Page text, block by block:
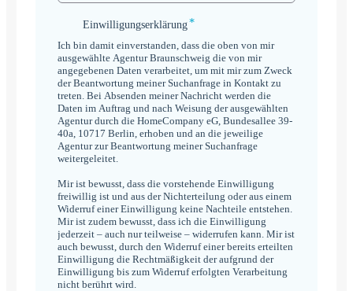
Einwilligungserklärung
Einwilligungserklärung*
Ich bin damit einverstanden, dass die oben von mir
ausgewählte Agentur Braunschweig die von mir
angegebenen Daten verarbeitet, um mit mir zum Zweck
der Beantwortung meiner Suchanfrage in Kontakt zu
treten. Bei Absenden meiner Nachricht werden die
Daten im Auftrag und nach Weisung der ausgewählten
Agentur durch die HomeCompany eG, Bundesallee 39-
40a, 10717 Berlin, erhoben und an die jeweilige
Agentur zur Beantwortung meiner Suchanfrage
weitergeleitet.
Mir ist bewusst, dass die vorstehende Einwilligung
freiwillig ist und aus der Nichterteilung oder aus einem
Widerruf einer Einwilligung keine Nachteile entstehen.
Mir ist zudem bewusst, dass ich die Einwilligung
jederzeit – auch nur teilweise – widerrufen kann. Mir ist
auch bewusst, durch den Widerruf einer bereits erteilten
Einwilligung die Rechtmäßigkeit der aufgrund der
Einwilligung bis zum Widerruf erfolgten Verarbeitung
nicht berührt wird.